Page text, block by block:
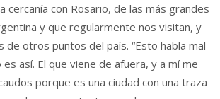
cercanía con Rosario, de las más grandes
y que regularmente nos visitan, y
de otros puntos del país. “Esto habla mal
así. El que viene de afuera, y a mí me
porque es una ciudad con una traza